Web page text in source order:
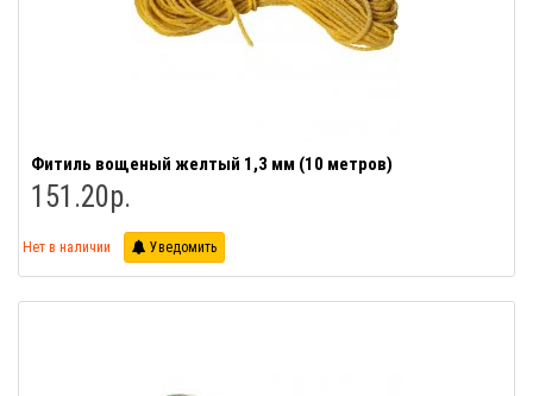
Фитиль вощеный желтый 1,3 мм (10 метров)
151.20р.
Нет в наличии Уведомить